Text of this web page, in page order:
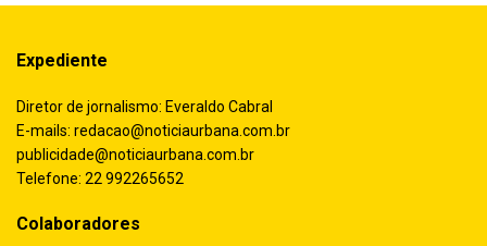
Expediente
Diretor de jornalismo: Everaldo Cabral
E-mails: redacao@noticiaurbana.com.br
publicidade@noticiaurbana.com.br
Telefone: 22 992265652
Colaboradores